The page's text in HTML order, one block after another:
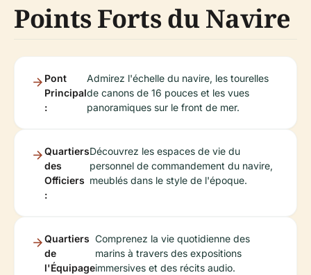
Points Forts du Navire
Pont
Principal
:
Admirez l'échelle du navire, les tourelles
de canons de 16 pouces et les vues
panoramiques sur le front de mer.
Quartiers
des
Officiers
:
Découvrez les espaces de vie du
personnel de commandement du navire,
meublés dans le style de l'époque.
Quartiers
de
l'Équipage
Comprenez la vie quotidienne des
marins à travers des expositions
immersives et des récits audio.